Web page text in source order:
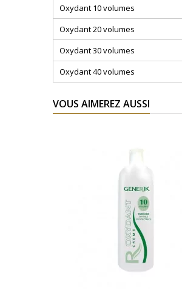
Oxydant 10 volumes
Oxydant 20 volumes
Oxydant 30 volumes
Oxydant 40 volumes
VOUS AIMEREZ AUSSI